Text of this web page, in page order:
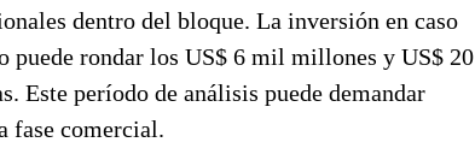
dentro del bloque. La inversión en caso
puede rondar los US$ 6 mil millones y US$ 20
Este período de análisis puede demandar
fase comercial.